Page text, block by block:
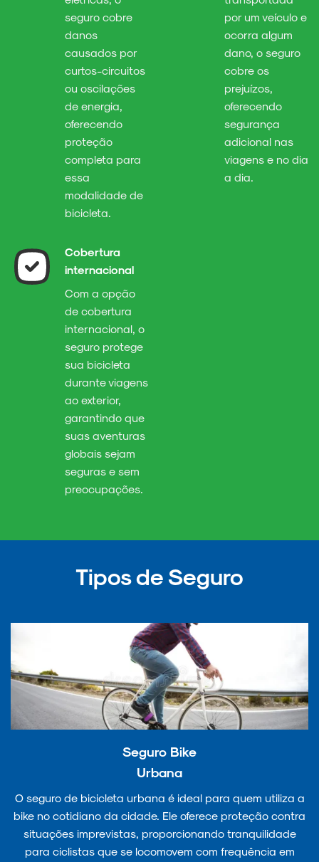
seguro cobre
danos
causados por
curtos-circuitos
ou oscilações
de energia,
oferecendo
proteção
completa para
essa
modalidade de
bicicleta.
por um veículo e
ocorra algum
dano, o seguro
cobre os
prejuízos,
oferecendo
segurança
adicional nas
viagens e no dia
a dia.
Cobertura
internacional
Com a opção
de cobertura
internacional, o
seguro protege
sua bicicleta
durante viagens
ao exterior,
garantindo que
suas aventuras
globais sejam
seguras e sem
preocupações.
Tipos de Seguro
Seguro Bike
Urbana
O seguro de bicicleta urbana é ideal para quem utiliza a
bike no cotidiano da cidade. Ele oferece proteção contra
situações imprevistas, proporcionando tranquilidade
para ciclistas que se locomovem com frequência em